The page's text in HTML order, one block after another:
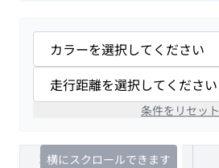
条件をリセット
横にスクロールできます
査定時期 セルカ実績